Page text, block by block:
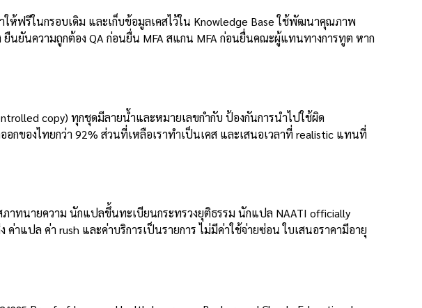
ห้ฟรีในกรอบเดิม และเก็บข้อมูลเคสไว้ใน Knowledge Base ใช้พัฒนาคุณภาพ
ยืนยันความถูกต้อง QA ก่อนยื่น MFA สแกน MFA ก่อนยื่นคณะผู้แทนทางการทูต หาก
copy) ทุกชุดมีลายน้ำและหมายเลขกำกับ ป้องกันการนำไปใช้ผิด
อกของไทยกว่า 92% ส่วนที่เหลือเราทำเป็นเคส และเสนอเวลาที่ realistic แทนที่
าทนายความ นักแปลขึ้นทะเบียนกระทรวงยุติธรรม นักแปล NAATI officially
าแปล ค่า rush และค่าบริการเป็นรายการ ไม่มีค่าใช้จ่ายซ่อน ใบเสนอราคามีอายุ